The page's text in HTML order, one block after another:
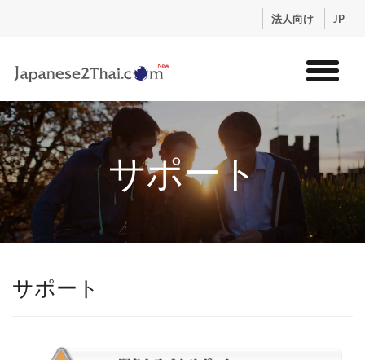
法人向け JP
トップ
サービス
コンテンツ
講師紹介
料金
ログイン
サポート
サポート